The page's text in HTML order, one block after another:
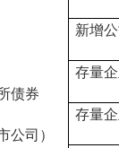
债券
公司）
新增
存量
存量